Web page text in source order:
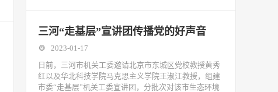
三河“走基层”宣讲团传播党的好声音
2023-01-17
日前，三河市机关工委邀请北京市东城区党校教授黄秀
红以及华北科技学院马克思主义学院王淑江教授，组建
市委“走基层”机关工委宣讲团，分批次对该市生态环境